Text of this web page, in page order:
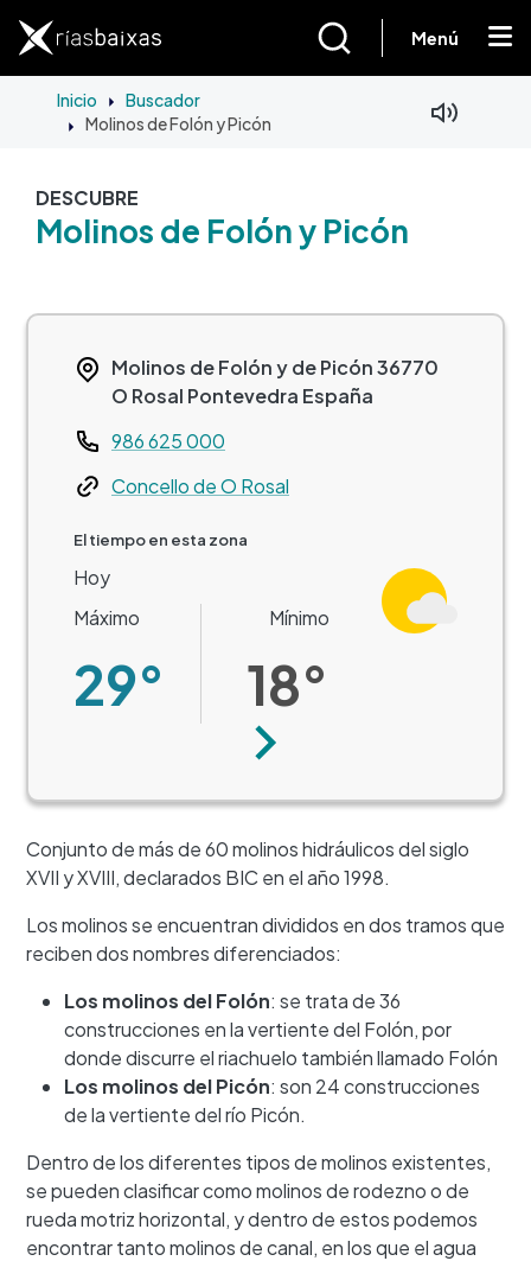
Menú
Inicio Buscador
Molinos de Folón y Picón
DESCUBRE
Molinos de Folón y Picón
Molinos de Folón y de Picón36770
O Rosal Pontevedra España
Teléfono
986 625 000
WebConcello de O Rosal
El tiempo en esta zona
Hoy
Máximo
29°
Mínimo
18°
Siguiente
Conjunto de más de 60 molinos hidráulicos del siglo
XVII y XVIII, declarados BIC en el año 1998.
Los molinos se encuentran divididos en dos tramos que
reciben dos nombres diferenciados:
Los molinos del Folón: se trata de 36
construcciones en la vertiente del Folón, por
donde discurre el riachuelo también llamado Folón
Los molinos del Picón: son 24 construcciones
de la vertiente del río Picón.
Dentro de los diferentes tipos de molinos existentes,
se pueden clasificar como molinos de rodezno o de
rueda motriz horizontal, y dentro de estos podemos
encontrar tanto molinos de canal, en los que el agua